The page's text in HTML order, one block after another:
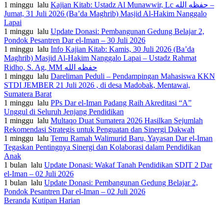
1 minggu lalu Kajian Kitab: Ustadz Al Munawwir, Lc حفظه الله –
Jumat, 31 Juli 2026 (Ba’da Maghrib) Masjid Al-Hakim Nanggalo
Lapai
1 minggu lalu Update Donasi: Pembangunan Gedung Belajar 2,
Pondok Pesantren Dar el-Iman – 30 Juli 2026
1 minggu lalu Info Kajian Kitab: Kamis, 30 Juli 2026 (Ba’da
Maghrib) Masjid Al-Hakim Nanggalo Lapai – Ustadz Rahmat
Ridho, S. Ag, MM حفظه الله
1 minggu lalu Dareliman Peduli – Pendampingan Mahasiswa KKN
STDI JEMBER 21 Juli 2026 , di desa Madobak, Mentawai,
Sumatera Barat
1 minggu lalu PPs Dar el-Iman Padang Raih Akreditasi “A”
Unggul di Seluruh Jenjang Pendidikan
1 minggu lalu Multaqo Duat Sumatera 2026 Hasilkan Sejumlah
Rekomendasi Strategis untuk Penguatan dan Sinergi Dakwah
1 minggu lalu Temu Ramah Walimurid Baru, Yayasan Dar el-Iman
Tegaskan Pentingnya Sinergi dan Kolaborasi dalam Pendidikan
Anak
1 bulan lalu Update Donasi: Wakaf Tanah Pendidikan SDIT 2 Dar
el-Iman – 02 Juli 2026
1 bulan lalu Update Donasi: Pembangunan Gedung Belajar 2,
Pondok Pesantren Dar el-Iman – 02 Juli 2026
Beranda Kutipan Harian